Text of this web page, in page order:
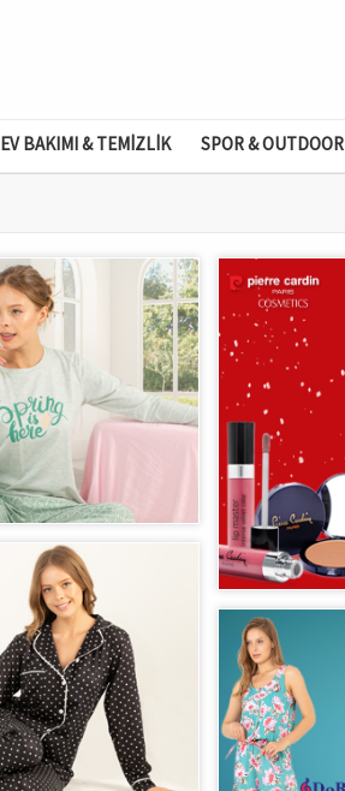
EV BAKIMI & TEMİZLİK SPOR & OUTDOOR